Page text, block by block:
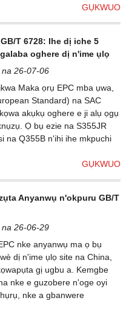
GỤKWUO
T 6728: Ihe dị iche 5
oghere dị n'ime ụlọ
26-07-06
Maka ọrụ EPC mba ụwa,
Standard) na SAC
akụkụ oghere e ji alụ ọgụ
Ọ bụ ezie na S355JR
na Q355B n'ihi ihe mkpuchi
GỤKWUO
Anyanwụ n'okpuru GB/T
26-06-29
nke anyanwụ ma ọ bụ
dị n'ime ụlọ site na China,
gị ugbu a. Kemgbe
nke e guzobere n'oge oyi
nke a gbanwere